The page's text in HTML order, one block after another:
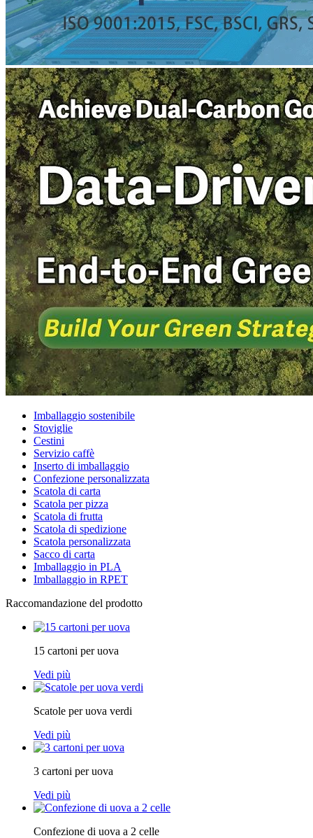
Imballaggio sostenibile
Stoviglie
Cestini
Servizio caffè
Inserto di imballaggio
Confezione personalizzata
Scatola di carta
Scatola per pizza
Scatola di frutta
Scatola di spedizione
Scatola personalizzata
Sacco di carta
Imballaggio in PLA
Imballaggio in RPET
Raccomandazione del prodotto
15 cartoni per uova
Vedi più
Scatole per uova verdi
Vedi più
3 cartoni per uova
Vedi più
Confezione di uova a 2 celle